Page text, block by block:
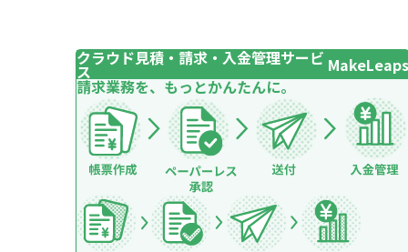
クラウド見積・請求・入金管理サービ
ス
MakeLeaps
請求業務を、もっとかんたんに。